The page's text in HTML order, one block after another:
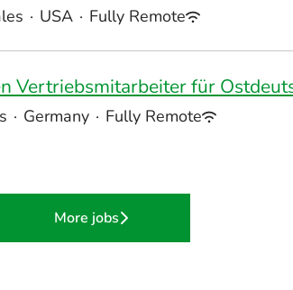
· USA · Fully Remote
Vertriebsmitarbeiter für
· Germany · Fully Remote
More jobs